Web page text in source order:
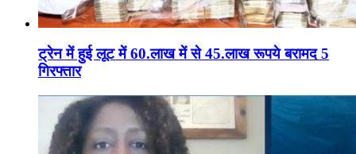
ट्रेन में हुई लूट में 60.लाख में से 45.लाख रूपये बरामद 5
गिरफ्तार